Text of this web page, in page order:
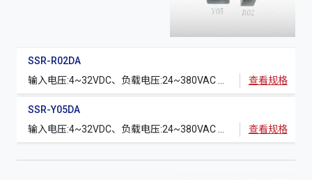
SSR-R02DA
查看规格
SSR-Y05DA
查看规格